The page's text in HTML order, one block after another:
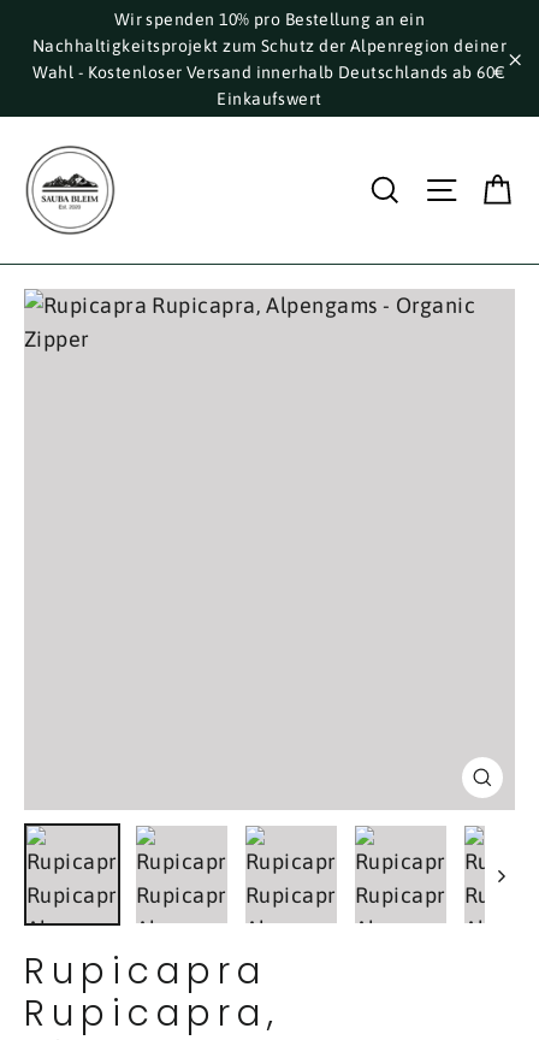
zum
Inhalt
Wir spenden 10% pro Bestellung an ein
Nachhaltigkeitsprojekt zum Schutz der Alpenregion deiner
Wahl - Kostenloser Versand innerhalb Deutschlands ab 60€
Einkaufswert
Suche
Rupicapra
Rupicapra,